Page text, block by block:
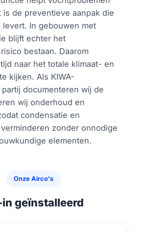
is de preventieve aanpak die
levert. In gebouwen met
blijft echter het
bestaan. Daarom
naar het totale klimaat- en
kijken. Als KIWA-
documenteren wij de
wij onderhoud en
condensatie en
zonder onnodige
elementen.
Onze Airco's
geïnstalleerd